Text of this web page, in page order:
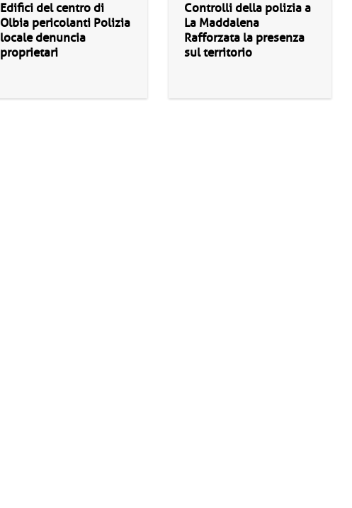
Edifici del centro di
Olbia pericolanti Polizia
locale denuncia
proprietari
Controlli della polizia a
La Maddalena
Rafforzata la presenza
sul territorio